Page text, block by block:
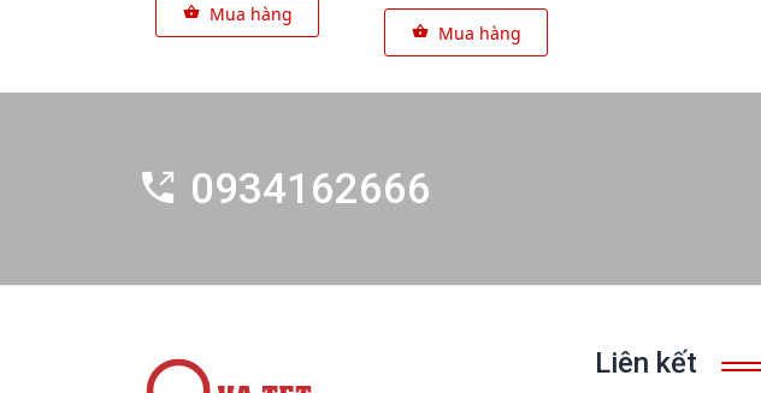
Mua hàng
Mua hàng
0934162666
Liên kết